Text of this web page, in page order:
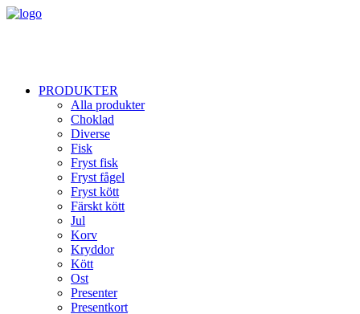
PRODUKTER
Alla produkter
Choklad
Diverse
Fisk
Fryst fisk
Fryst fågel
Fryst kött
Färskt kött
Jul
Korv
Kryddor
Kött
Ost
Presenter
Presentkort